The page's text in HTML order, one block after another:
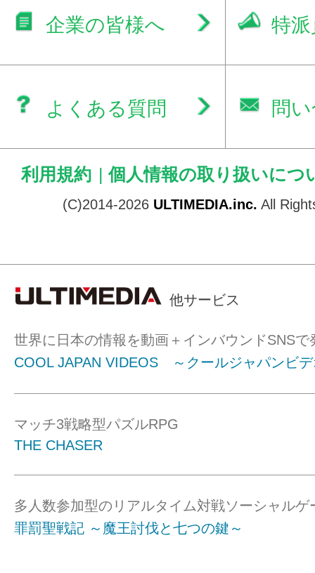
企業の皆様へ 特
よくある質問 問
利用規約 | 個人情報の取り扱いにつ
(C)2014-2026 ULTIMEDIA.inc. All
他サービス
世界に日本の情報を動画＋インバウンドSNSで
COOL JAPAN VIDEOS ～クールジャパンビ
マッチ3戦略型パズルRPG
THE CHASER
多人数参加型のリアルタイム対戦ソーシャルゲ
罪罰聖戦記 ～魔王討伐と七つの鍵～